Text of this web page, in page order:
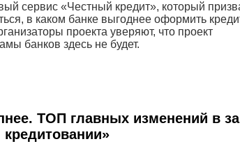
сервис «Честный кредит», который
в каком банке выгоднее оформить
проекта уверяют, что проект
банков здесь не будет.
ТОП главных изменений в